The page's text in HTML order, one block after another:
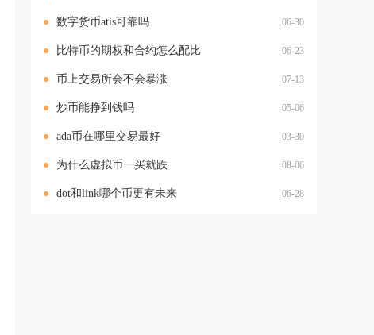
数字货币atis可靠吗 06-30
比特币的期权和合约怎么配比 06-23
币上交易所会不会暴涨 07-13
炒币能挣到钱吗 05-06
ada币在哪里交易最好 03-30
为什么虚拟币一买就跌 08-06
dot和link哪个币更有未来 06-28